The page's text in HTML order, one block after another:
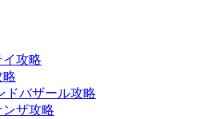
イ攻略
略
ドバザール攻略
ンザ攻略